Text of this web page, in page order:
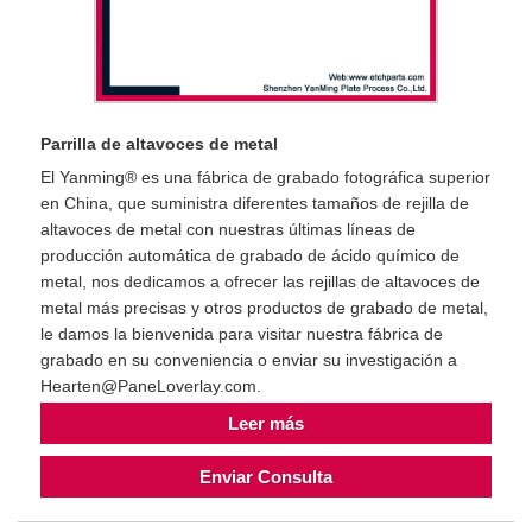
Parrilla de altavoces de metal
El Yanming® es una fábrica de grabado fotográfica superior
en China, que suministra diferentes tamaños de rejilla de
altavoces de metal con nuestras últimas líneas de
producción automática de grabado de ácido químico de
metal, nos dedicamos a ofrecer las rejillas de altavoces de
metal más precisas y otros productos de grabado de metal,
le damos la bienvenida para visitar nuestra fábrica de
grabado en su conveniencia o enviar su investigación a
Hearten@PaneLoverlay.com.
Leer más
Enviar Consulta